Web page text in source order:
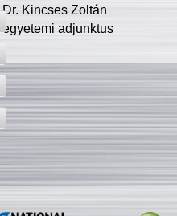
Dr. Kincses Zoltán
egyetemi adjunktus